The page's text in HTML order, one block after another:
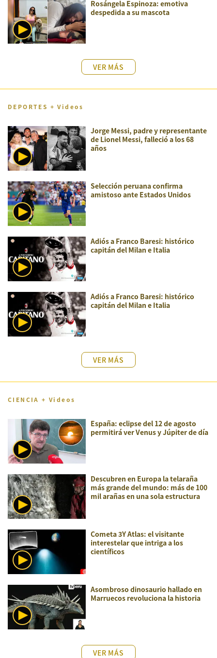
Rosángela Espinoza: emotiva
despedida a su mascota
VER MÁS
DEPORTES + Videos
Jorge Messi, padre y representante
de Lionel Messi, falleció a los 68
años
Selección peruana confirma
amistoso ante Estados Unidos
Adiós a Franco Baresi: histórico
capitán del Milan e Italia
Adiós a Franco Baresi: histórico
capitán del Milan e Italia
VER MÁS
CIENCIA + Videos
España: eclipse del 12 de agosto
permitirá ver Venus y Júpiter de día
Descubren en Europa la telaraña
más grande del mundo: más de 100
mil arañas en una sola estructura
Cometa 3Y Atlas: el visitante
interestelar que intriga a los
científicos
Asombroso dinosaurio hallado en
Marruecos revoluciona la historia
VER MÁS